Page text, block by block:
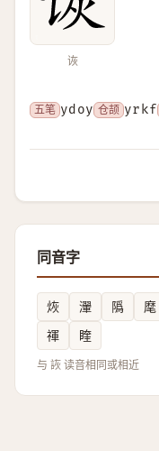
诙
五笔 ydoy 仓颉 yrkf
同音字
烣 瀈 䧦 麾
禈
睳
与 詼 读音相同或相近